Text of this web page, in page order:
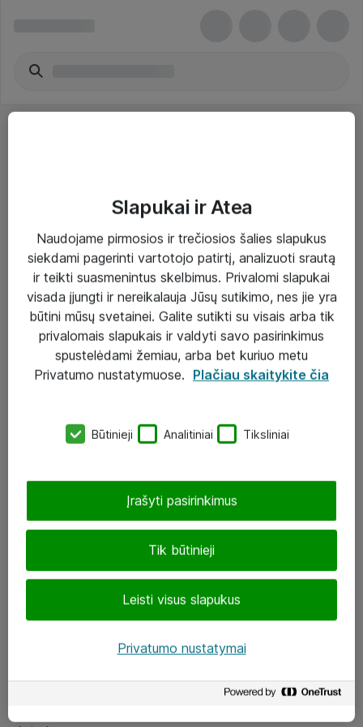
Paslaugos
Sprendimai
Įgyvendinti projektai
Atea ekspertų patarimai verslui
eShop@atea.lt
LinkedIn
Slapukai ir Atea
Naudojame pirmosios ir trečiosios šalies slapukus
siekdami pagerinti vartotojo patirtį, analizuoti srautą
ir teikti suasmenintus skelbimus. Privalomi slapukai
visada įjungti ir nereikalauja Jūsų sutikimo, nes jie yra
būtini mūsų svetainei. Galite sutikti su visais arba tik
privalomais slapukais ir valdyti savo pasirinkimus
spustelėdami žemiau, arba bet kuriuo metu
Privatumo nustatymuose. Plačiau skaitykite čia
Būtinieji Analitiniai Tiksliniai
Tik būtinieji
Leisti visus slapukus
Įrašyti pasirinkimus
Privatumo nustatymai